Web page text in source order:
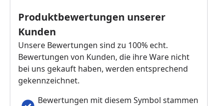
Produktbewertungen unserer
Kunden
Unsere Bewertungen sind zu 100% echt.
Bewertungen von Kunden, die ihre Ware nicht
bei uns gekauft haben, werden entsprechend
gekennzeichnet.
Bewertungen mit diesem Symbol stammen